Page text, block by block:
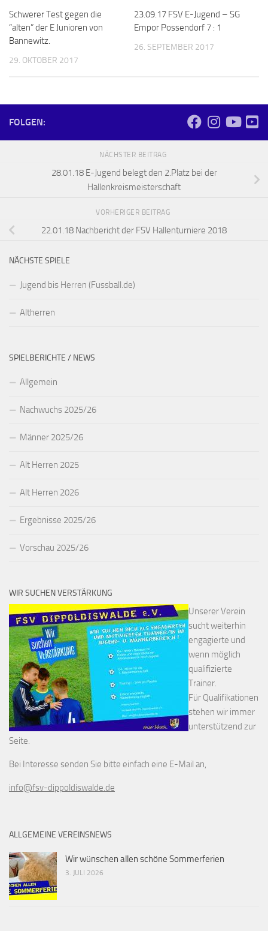
Schwerer Test gegen die
“alten” der E Junioren von
Bannewitz.
29. OKTOBER 2017
23.09.17 FSV E-Jugend – SG
Empor Possendorf 7 : 1
26. SEPTEMBER 2017
FOLGEN:
NÄCHSTER BEITRAG
28.01.18 E-Jugend belegt den 2.Platz bei der
Hallenkreismeisterschaft
VORHERIGER BEITRAG
22.01.18 Nachbericht der FSV Hallenturniere 2018
NÄCHSTE SPIELE
Jugend bis Herren (Fussball.de)
Altherren
SPIELBERICHTE / NEWS
Allgemein
Nachwuchs 2025/26
Männer 2025/26
Alt Herren 2025
Alt Herren 2026
Ergebnisse 2025/26
Vorschau 2025/26
WIR SUCHEN VERSTÄRKUNG
Unserer Verein
sucht weiterhin
engagierte und
wenn möglich
qualifizierte
Trainer.
Für Qualifikationen
stehen wir immer
unterstützend zur
Seite.
Bei Interesse senden Sie bitte einfach eine E-Mail an,
info@fsv-dippoldiswalde.de
ALLGEMEINE VEREINSNEWS
Wir wünschen allen schöne Sommerferien
3. JULI 2026